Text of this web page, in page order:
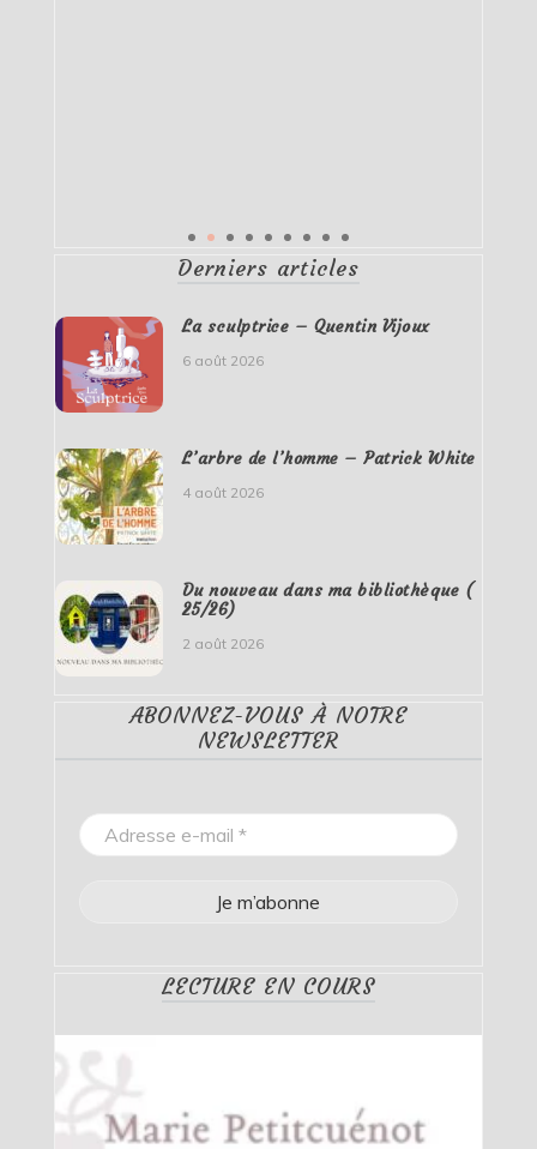
Derniers articles
La sculptrice – Quentin Vijoux
6 août 2026
L’arbre de l’homme – Patrick White
4 août 2026
Du nouveau dans ma bibliothèque (
25/26)
2 août 2026
ABONNEZ-VOUS À NOTRE
NEWSLETTER
LECTURE EN COURS